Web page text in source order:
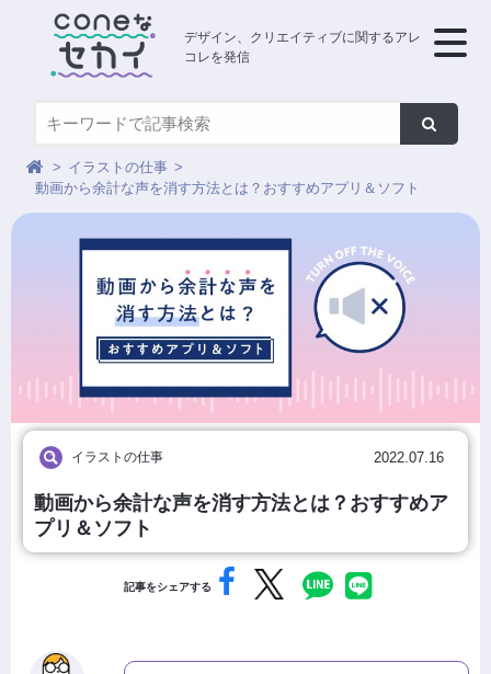
デザイン、クリエイティブに関するアレ
コレを発信
イラストの仕事
動画から余計な声を消す方法とは？おすすめアプリ＆ソフト
イラストの仕事 2022.07.16
動画から余計な声を消す方法とは？おすすめア
プリ＆ソフト
記事をシェアする